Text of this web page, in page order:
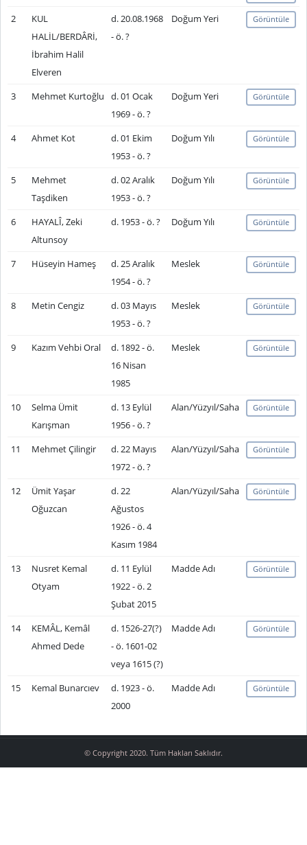
2
KUL
HALİL/BERDÂRİ,
İbrahim Halil
Elveren
d. 20.08.1968
- ö. ?
Doğum Yeri Görüntüle
3 Mehmet Kurtoğlu
d. 01 Ocak
1969 - ö. ?
Doğum Yeri Görüntüle
4 Ahmet Kot
d. 01 Ekim
1953 - ö. ?
Doğum Yılı Görüntüle
5
Mehmet
Taşdiken
d. 02 Aralık
1953 - ö. ?
Doğum Yılı Görüntüle
6
HAYALÎ, Zeki
Altunsoy
d. 1953 - ö. ? Doğum Yılı Görüntüle
7 Hüseyin Hameş
d. 25 Aralık
1954 - ö. ?
Meslek Görüntüle
8 Metin Cengiz
d. 03 Mayıs
1953 - ö. ?
Meslek Görüntüle
9 Kazım Vehbi Oral
d. 1892 - ö.
16 Nisan
1985
Meslek Görüntüle
10
Selma Ümit
Karışman
d. 13 Eylül
1956 - ö. ?
Alan/Yüzyıl/Saha Görüntüle
11 Mehmet Çilingir
d. 22 Mayıs
1972 - ö. ?
Alan/Yüzyıl/Saha Görüntüle
12
Ümit Yaşar
Oğuzcan
d. 22
Ağustos
1926 - ö. 4
Kasım 1984
Alan/Yüzyıl/Saha Görüntüle
13
Nusret Kemal
Otyam
d. 11 Eylül
1922 - ö. 2
Şubat 2015
Madde Adı Görüntüle
14
KEMÂL, Kemâl
Ahmed Dede
d. 1526-27(?)
- ö. 1601-02
veya 1615 (?)
Madde Adı Görüntüle
15 Kemal Bunarcıev
d. 1923 - ö.
2000
Madde Adı Görüntüle
© Copyright 2020. Tüm Hakları Saklıdır.